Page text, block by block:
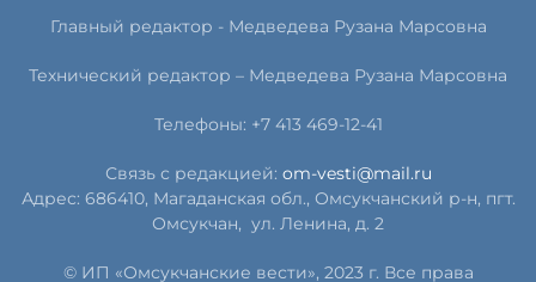
Главный редактор - Медведева Рузана Марсовна
Технический редактор – Медведева Рузана Марсовна
Телефоны: +7 413 469-12-41
Связь с редакцией: om-vesti@mail.ru
Адрес: 686410, Магаданская обл., Омсукчанский р-н, пгт.
Омсукчан, ул. Ленина, д. 2
© ИП «Омсукчанские вести», 2023 г. Все права